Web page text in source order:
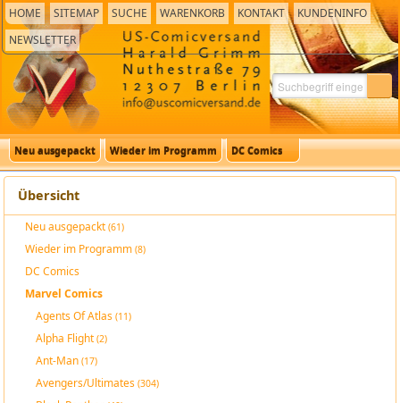
HOME SITEMAP SUCHE WARENKORB KONTAKT
KUNDENINFO
NEWSLETTER
Neu ausgepackt Wieder im Programm DC Comics
Übersicht
Neu ausgepackt(61)
Wieder im Programm(8)
DC Comics
Marvel Comics
Agents Of Atlas(11)
Alpha Flight(2)
Ant-Man(17)
Avengers/Ultimates(304)